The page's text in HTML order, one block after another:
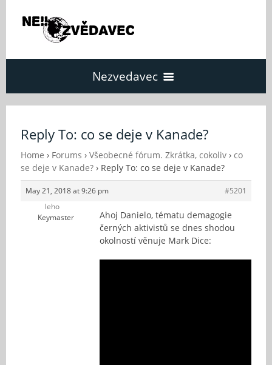
Nezvedavec
Fórum
O Nezvědavci
Kontakt
Reply To: co se deje v Kanade?
Home › Forums › Všeobecné fórum. Zkrátka, cokoliv › co
se deje v Kanade? › Reply To: co se deje v Kanade?
May 21, 2018 at 9:26 pm
#5201
leho
Keymaster
Ahoj Danielo, tématu demagogie
černých aktivistů se dnes shodou
okolností věnuje Mark Dice: